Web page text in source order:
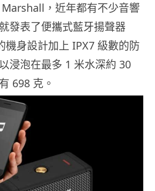
，近年都有不少音響
發表了便攜式藍牙揚聲器
身設計加上 IPX7 級數的防
浸泡在最多 1 米水深約 30
698 克。